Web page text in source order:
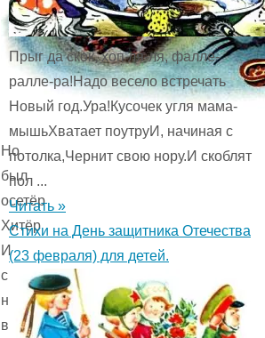
Но
был
осетёр
Хитёр
И
снова
нырнул
в
Прыг да скок, хоп ля-ля, фалле-
ралле-ра!Надо весело встречать
Новый год.Ура!Кусочек угля мама-
мышьХватает поутруИ, начиная с
потолка,Чернит свою нору.И скоблят
пол ...
Читать »
Стихи на День защитника Отечества
(23 февраля) для детей.